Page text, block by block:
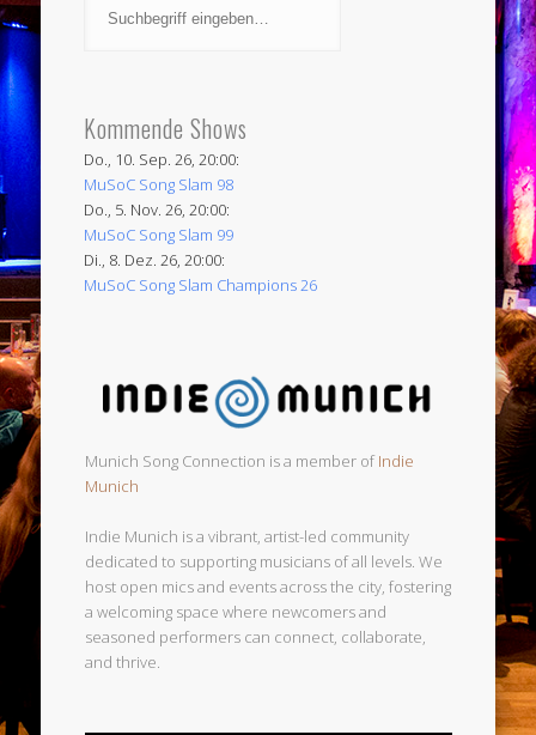
Kommende Shows
Do., 10. Sep. 26, 20:00:
MuSoC Song Slam 98
Do., 5. Nov. 26, 20:00:
MuSoC Song Slam 99
Di., 8. Dez. 26, 20:00:
MuSoC Song Slam Champions 26
Munich Song Connection is a member ofIndie
Munich
Indie Munich is a vibrant, artist-led community
dedicated to supporting musicians of all levels. We
host open mics and events across the city, fostering
a welcoming space where newcomers and
seasoned performers can connect, collaborate,
and thrive.